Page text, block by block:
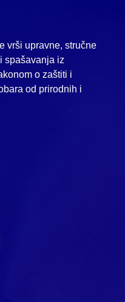
vrši upravne, stručne
spašavanja iz
o zaštiti i
od prirodnih i